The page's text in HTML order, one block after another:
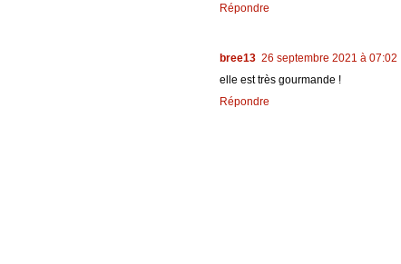
Répondre
bree13 26 septembre 2021 à 07:02
elle est très gourmande !
Répondre